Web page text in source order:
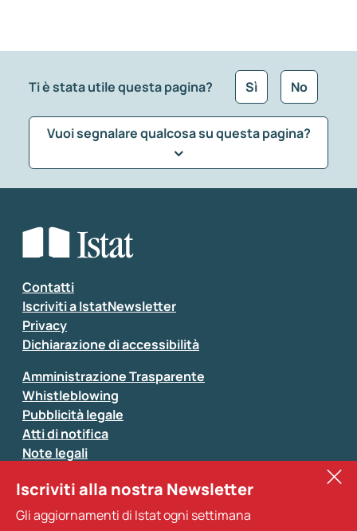
Ti è stata utile questa pagina? Sì No
Vuoi segnalare qualcosa su questa pagina?
Seleziona la tipologia della segnalazione
Inserisci il tuo commento
Si prega di non fornire dati di natura personale (ad
Contatti
Iscriviti a IstatNewsletter
Privacy
Dichiarazione di accessibilità
Amministrazione Trasparente
Whistleblowing
Pubblicità legale
Atti di notifica
Note legali
Sistan
Altri servizi
Iscriviti alla nostra Newsletter
Gli aggiornamenti di Istat ogni settimana